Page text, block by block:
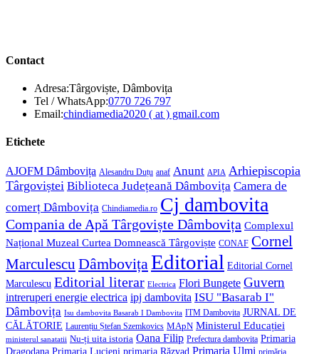
Contact
Adresa:Târgoviște, Dâmbovița
Tel / WhatsApp:0770 726 797Opens
in
Email:chindiamedia2020 ( at ) gmail.comOpens
Etichete
AJOFM Dâmbovița Alesandru Duțu anaf Anunt APIA Arhiepiscopia
Târgoviștei Biblioteca Județeană Dâmbovița Camera de
comerț Dâmbovița Chindiamedia.ro Cj dambovita
Compania de Apă Târgoviște Dâmbovița Complexul
Național Muzeal Curtea Domnească Târgoviște CONAF Cornel
Marculescu DâmbovițaEditorial Editorial Cornel
Marculescu Editorial literar Electrica Flori Bungete Guvern
intreruperi energie electrica ipj dambovita ISU "Basarab I"
Dâmbovița Isu dambovita Basarab I Dambovita ITM Dambovita JURNAL DE
CĂLĂTORIE Laurențiu Ștefan Szemkovics MApN Ministerul Educației
ministerul sanatatii Nu-ți uita istoria Oana Filip Prefectura dambovita Primaria
Dragodana Primaria Lucieni primaria Răzvad